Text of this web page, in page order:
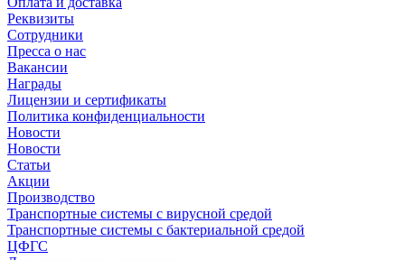
Реквизиты
Сотрудники
Пресса о нас
Вакансии
Награды
Лицензии и сертификаты
Политика конфиденциальности
Новости
Новости
Статьи
Акции
Производство
Транспортные системы с вирусной средой
Транспортные системы с бактериальной средой
ЦФГС